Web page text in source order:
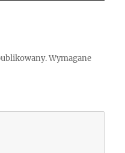
Wymagane